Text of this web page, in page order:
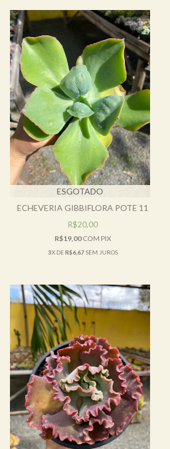
ESGOTADO
ECHEVERIA GIBBIFLORA POTE 11
R$20,00
R$19,00COM PIX
3X DER$6,67SEM JUROS